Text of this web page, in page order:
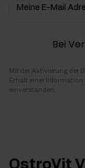
Meine E-Mail
Bei
Mit der Aktivierung der
Erhalt einer Information
einverstanden.
OstroVit